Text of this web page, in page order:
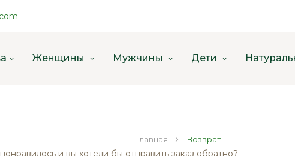
Женщины Мужчины Дети
Главная Возврат
и вы хотели бы отправить заказ обратно?